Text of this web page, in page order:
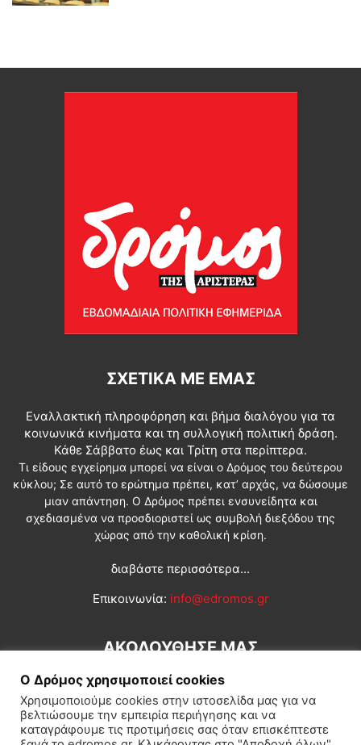
ΣΧΕΤΙΚΆ ΜΕ ΕΜΆΣ
Εναλλακτική πληροφόρηση και βήμα διαλόγου για τα
κοινωνικά κινήματα και τη συλλογική πολιτική δράση.
Κάθε Σάββατο έως και Τρίτη στα περίπτερα.
Τι είδους εγχείρημα μπορεί να είναι ο Δρόμος του δεύτερου
κύκλου; Σε αυτό το ερώτημα πρέπει, κατ’ αρχάς, να δώσουμε
μιαν απάντηση. Ο Δρόμος πρέπει ενσυνείδητα και
σχεδιασμένα να προσδιοριστεί ως συμβολή διεξόδου της
χώρας από την καθολική κρίση.
διαβάστε περισσότερα...
Επικοινωνία: info@edromos.gr
ΑΚΟΛΟΥΘΗΣΕ ΜΑΣ
Ο Δρόμος χρησιμοποιεί cookies
Χρησιμοποιούμε cookies στην ιστοσελίδα μας για να
βελτιώσουμε την εμπειρία περιήγησης και να
καταγράφουμε τις προτιμήσεις σας όταν επισκέπτεστε